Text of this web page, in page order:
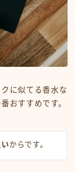
に似てる香水な
おすすめです。
からです。